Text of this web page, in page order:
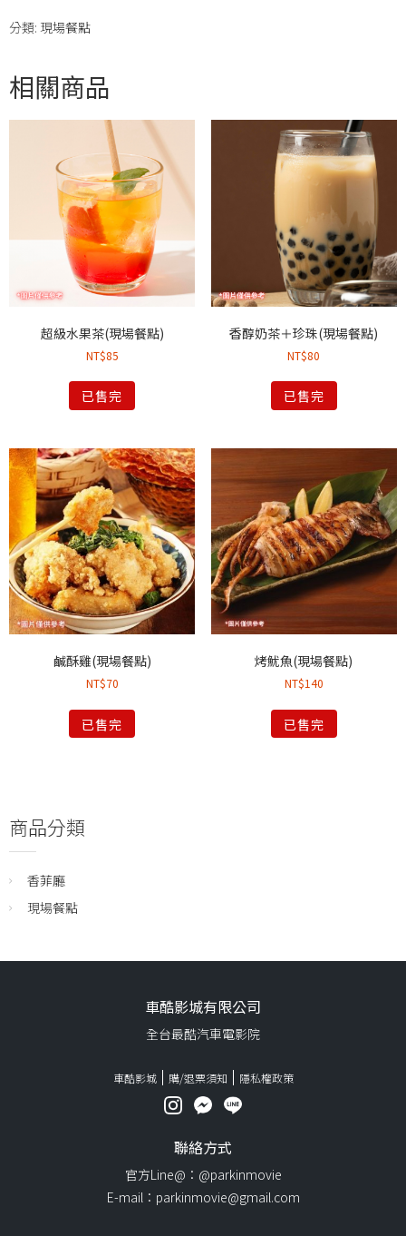
分類: 現場餐點
相關商品
超級水果茶(現場餐點)
NT$85
已售完
香醇奶茶＋珍珠(現場餐點)
NT$80
已售完
鹹酥雞(現場餐點)
NT$70
已售完
烤魷魚(現場餐點)
NT$140
已售完
商品分類
香菲廳
現場餐點
車酷影城有限公司
全台最酷汽車電影院
車酷影城 購/退票須知 隱私權政策
聯絡方式
官方Line@：@parkinmovie
E-mail：parkinmovie@gmail.com